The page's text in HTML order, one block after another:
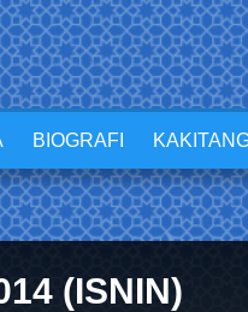
BIOGRAFI
(ISNIN)